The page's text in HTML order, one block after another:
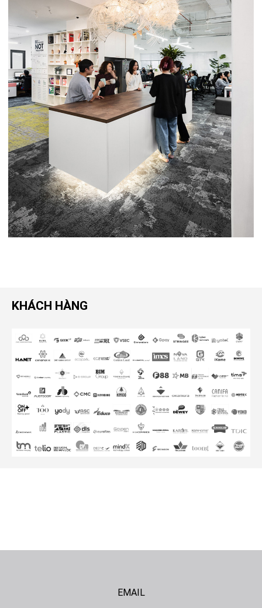
KHÁCH HÀNG
EMAIL